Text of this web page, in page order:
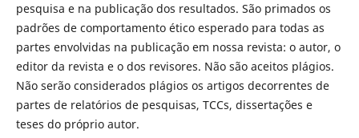
pesquisa e na publicação dos resultados. São primados os
padrões de comportamento ético esperado para todas as
partes envolvidas na publicação em nossa revista: o autor, o
editor da revista e o dos revisores. Não são aceitos plágios.
Não serão considerados plágios os artigos decorrentes de
partes de relatórios de pesquisas, TCCs, dissertações e
teses do próprio autor.